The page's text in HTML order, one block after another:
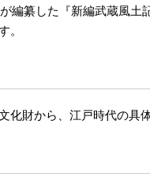
編纂した『新編武蔵風土
。
財から、江戸時代の具